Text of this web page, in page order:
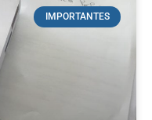
IMPORTANTES